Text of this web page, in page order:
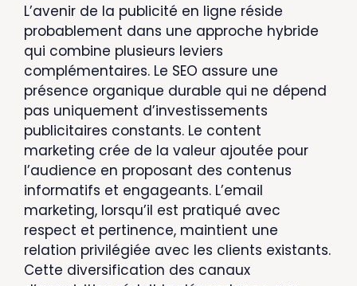
L’avenir de la publicité en ligne réside
probablement dans une approche hybride
qui combine plusieurs leviers
complémentaires. Le SEO assure une
présence organique durable qui ne dépend
pas uniquement d’investissements
publicitaires constants. Le content
marketing crée de la valeur ajoutée pour
l’audience en proposant des contenus
informatifs et engageants. L’email
marketing, lorsqu’il est pratiqué avec
respect et pertinence, maintient une
relation privilégiée avec les clients existants.
Cette diversification des canaux